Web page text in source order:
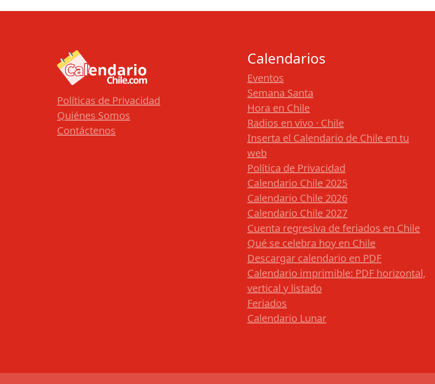
Políticas de Privacidad
Quiénes Somos
Contáctenos
Calendarios
Eventos
Semana Santa
Hora en Chile
Radios en vivo · Chile
Inserta el Calendario de Chile en tu
web
Política de Privacidad
Calendario Chile 2025
Calendario Chile 2026
Calendario Chile 2027
Cuenta regresiva de feriados en Chile
Qué se celebra hoy en Chile
Descargar calendario en PDF
Calendario imprimible: PDF horizontal,
vertical y listado
Feriados
Calendario Lunar